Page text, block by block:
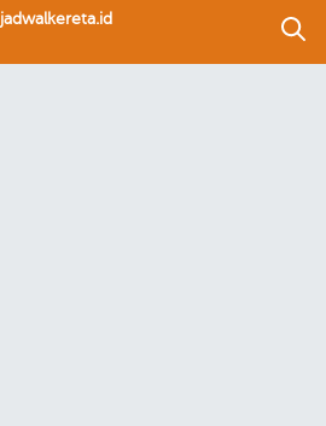
jadwalkereta.id